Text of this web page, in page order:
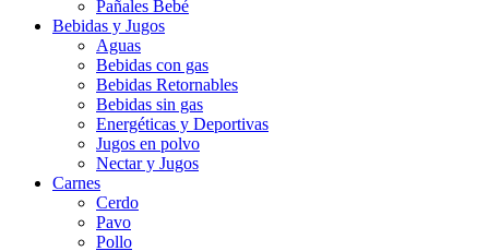
Pañales Bebé
Bebidas y Jugos
Aguas
Bebidas con gas
Bebidas Retornables
Bebidas sin gas
Energéticas y Deportivas
Jugos en polvo
Nectar y Jugos
Carnes
Cerdo
Pavo
Pollo